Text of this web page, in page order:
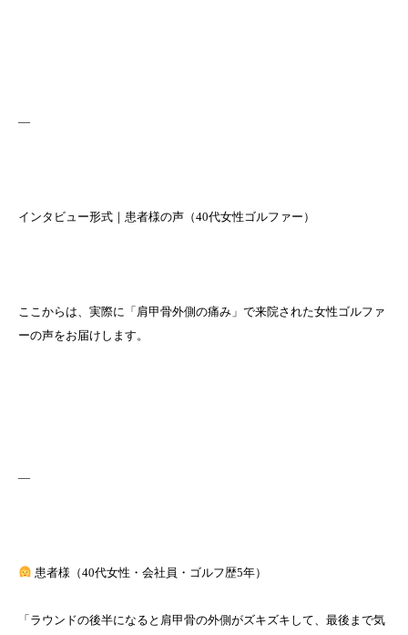
—
インタビュー形式｜患者様の声（40代女性ゴルファー）
ここからは、実際に「肩甲骨外側の痛み」で来院された女性ゴルファ
ーの声をお届けします。
—
患者様（40代女性・会社員・ゴルフ歴5年）
「ラウンドの後半になると肩甲骨の外側がズキズキして、最後まで気